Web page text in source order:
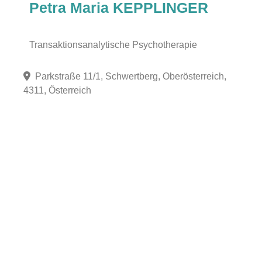
Petra Maria KEPPLINGER
Transaktionsanalytische Psychotherapie
Parkstraße 11/1, Schwertberg, Oberösterreich,
4311, Österreich